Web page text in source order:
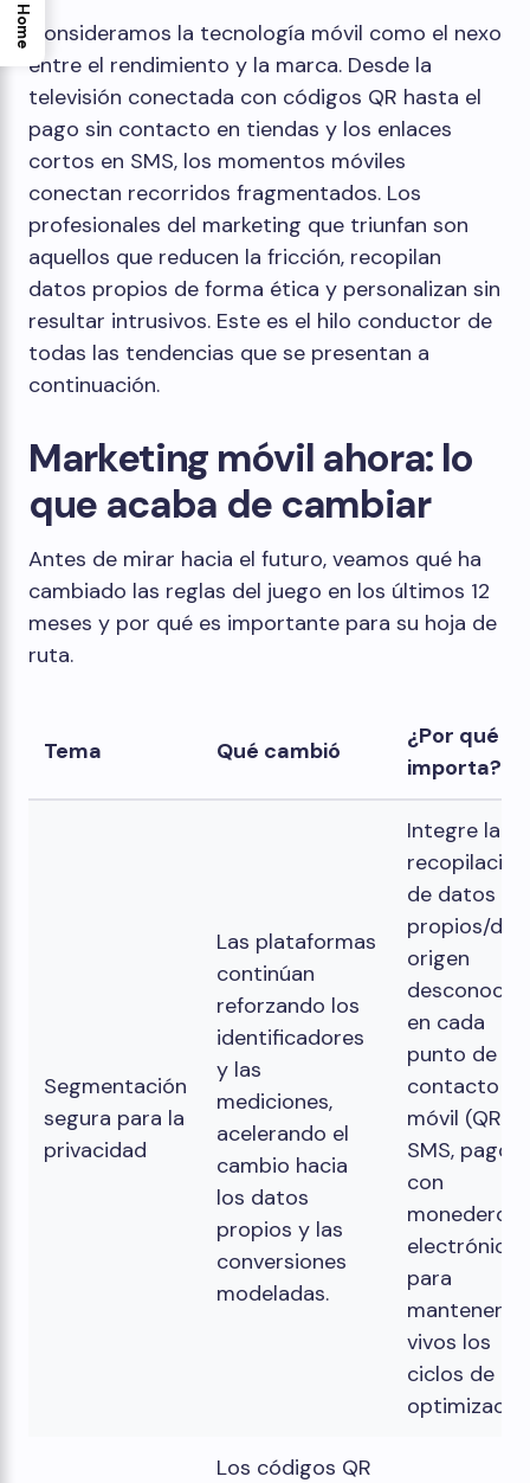
Consideramos la tecnología móvil como el nexo
entre el rendimiento y la marca. Desde la
televisión conectada con códigos QR hasta el
pago sin contacto en tiendas y los enlaces
cortos en SMS, los momentos móviles
conectan recorridos fragmentados. Los
profesionales del marketing que triunfan son
aquellos que reducen la fricción, recopilan
datos propios de forma ética y personalizan sin
resultar intrusivos. Este es el hilo conductor de
todas las tendencias que se presentan a
continuación.
Marketing móvil ahora: lo
que acaba de cambiar
Antes de mirar hacia el futuro, veamos qué ha
cambiado las reglas del juego en los últimos 12
meses y por qué es importante para su hoja de
ruta.
Tema Qué cambió
¿Por qué te
importa?
Segmentación
segura para la
privacidad
Las plataformas
continúan
reforzando los
identificadores
y las
mediciones,
acelerando el
cambio hacia
los datos
propios y las
conversiones
modeladas.
Integre la
recopilación
de datos
propios/de
origen
en cada
punto de
contacto
móvil (QR,
SMS, pagos
con
monedero
electrónico)
para
mantener
vivos los
ciclos de
Los códigos QR
Home